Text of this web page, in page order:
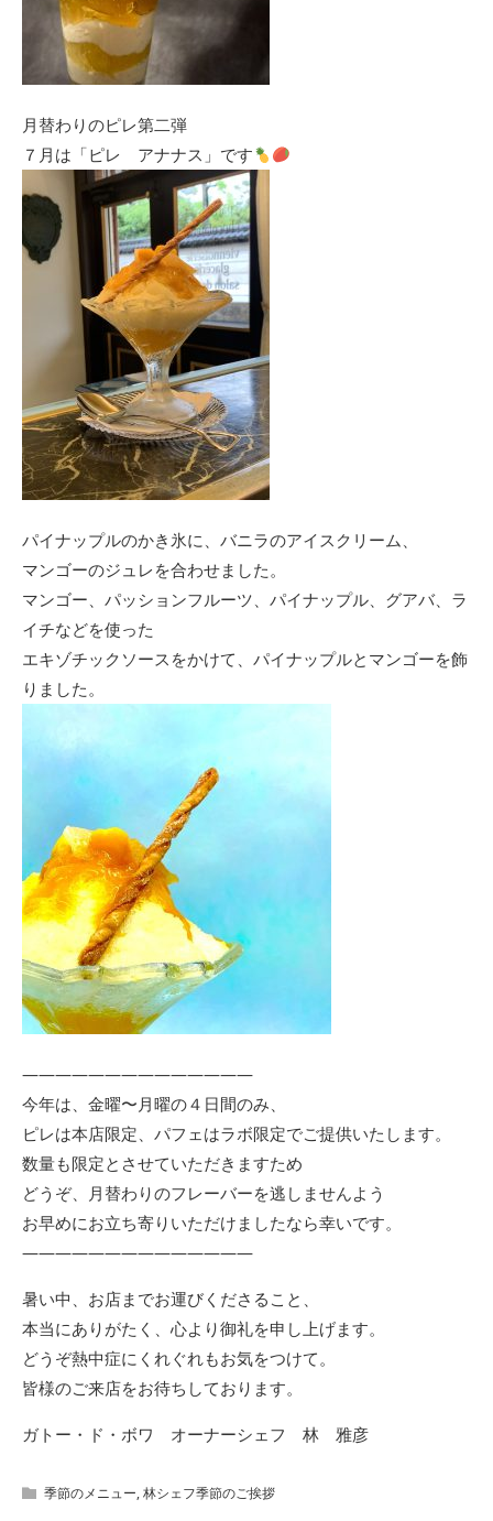
月替わりのピレ第二弾
７月は「ピレ アナナス」です
パイナップルのかき氷に、バニラのアイスクリーム、
マンゴーのジュレを合わせました。
マンゴー、パッションフルーツ、パイナップル、グアバ、ラ
イチなどを使った
エキゾチックソースをかけて、パイナップルとマンゴーを飾
りました。
——————————————
今年は、金曜〜月曜の４日間のみ、
ピレは本店限定、パフェはラボ限定でご提供いたします。
数量も限定とさせていただきますため
どうぞ、月替わりのフレーバーを逃しませんよう
お早めにお立ち寄りいただけましたなら幸いです。
——————————————
暑い中、お店までお運びくださること、
本当にありがたく、心より御礼を申し上げます。
どうぞ熱中症にくれぐれもお気をつけて。
皆様のご来店をお待ちしております。
ガトー・ド・ボワ オーナーシェフ 林 雅彦
季節のメニュー,林シェフ季節のご挨拶